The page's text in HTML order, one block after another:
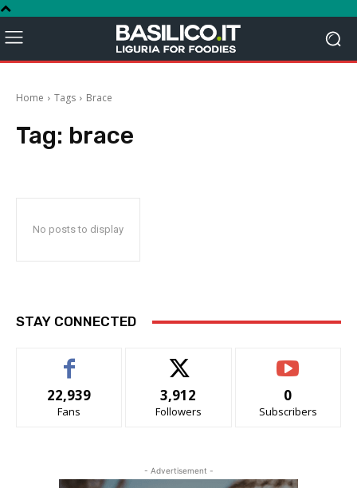
Home Tags Brace
Tag: brace
No posts to display
STAY CONNECTED
22,939
Fans
3,912
Followers
0
Subscribers
- Advertisement -